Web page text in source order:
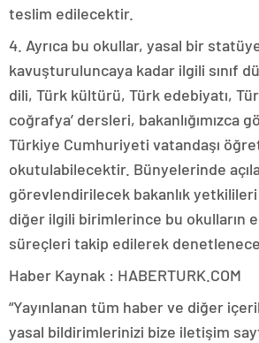
teslim edilecektir.
4. Ayrıca bu okullar, yasal bir
kavuşturuluncaya kadar ilgili sınıf
dili, Türk kültürü, Türk edebiyatı,
coğrafya’ dersleri, bakanlığımızca
Türkiye Cumhuriyeti vatandaşı
okutulabilecektir. Bünyelerinde
görevlendirilecek bakanlık
diğer ilgili birimlerince bu okulların
süreçleri takip edilerek
Haber Kaynak : HABERTURK.COM
“Yayınlanan tüm haber ve diğer
yasal bildirimlerinizi bize iletişim